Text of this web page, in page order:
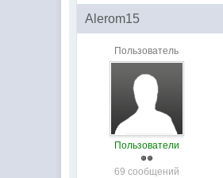
Alerom15
Пользователь
Пользователи
69 сообщений